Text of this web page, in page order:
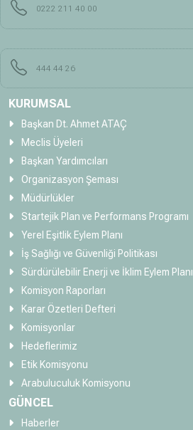
0222 211 40 00
444 44 26
KURUMSAL
Başkan Dt. Ahmet ATAÇ
Meclis Üyeleri
Başkan Yardımcıları
Organizasyon Şeması
Müdürlükler
Startejik Plan ve Performans Programı
Yerel Eşitlik Eylem Planı
İş Sağlığı ve Güvenliği Politikası
Sürdürülebilir Enerji ve İklim Eylem Planı
Komisyon Raporları
Karar Özetleri Defteri
Komisyonlar
Hedeflerimiz
Etik Komisyonu
Arabuluculuk Komisyonu
GÜNCEL
Haberler